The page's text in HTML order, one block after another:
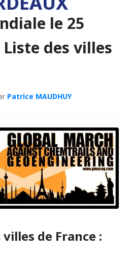
le 25
des villes
Patrice MAUDHUY
de France :